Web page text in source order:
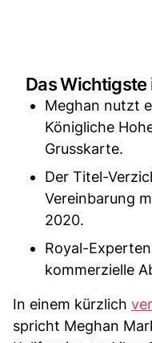
Das Wichtigste
Meghan nutzt
Königliche
Grusskarte.
Der Titel-
Vereinbarung
2020.
Royal-
kommerzielle
In einem kürzlich
spricht Meghan